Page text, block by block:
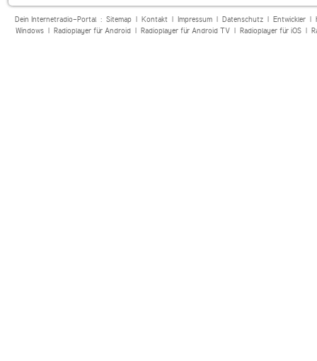
Dein Internetradio-Portal : Sitemap| Kontakt| Impressum| Datenschutz| Entwickler|
Windows| Radioplayer für Android| Radioplayer für Android TV| Radioplayer für iOS|